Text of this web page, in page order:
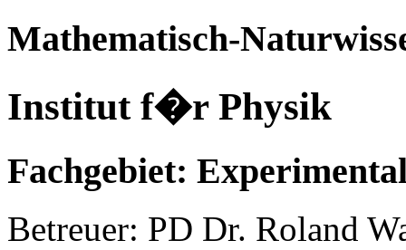
Mathematisch-
Institut f�r Physik
Fachgebiet:
Betreuer: PD Dr. Roland